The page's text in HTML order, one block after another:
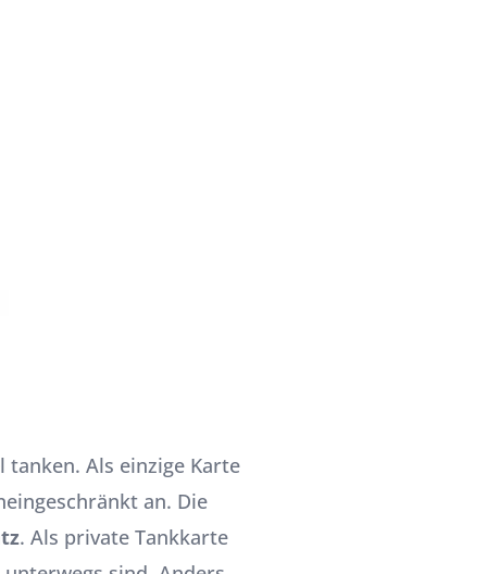
Als einzige Karte
an. Die
. Als private Tankkarte